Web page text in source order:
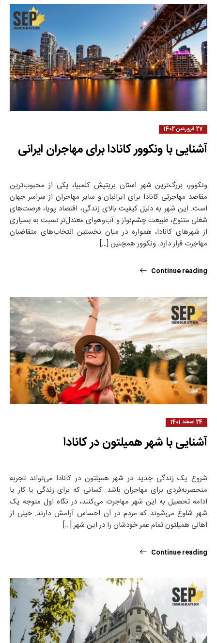
27 فروردین 1402
آشنایی با ونکوور کانادا برای مهاجران ایرانی
ونکوور، بزرگ‌ترین شهر استان بریتیش کلمبیا، یکی از محبوب‌ترین
مقاصد مهاجرتی کانادا برای ایرانیان و سایر مهاجران از سراسر جهان
است. این شهر به دلیل کیفیت بالای زندگی، اقتصاد پویا، فرصت‌های
شغلی متنوع، طبیعت چشم‌نواز و آب‌وهوای معتدل‌تر نسبت به بسیاری
از شهرهای کانادا، همواره در میان نخستین انتخاب‌های متقاضیان
مهاجرت قرار دارد. ونکوور همچنین […]
Continue reading
24 اسفند 1401
آشنایی با شهر همیلتون در کانادا
شروع یک زندگی جدید در شهر همیلتون در کانادا می‌تواند تجربه
منحصر‌به‌فردی برای مهاجران باشد. کسانی که برای زندگی یا کار یا
ادامه تحصیل به این شهر مهاجرت می‌کنند، در نگاه اول متوجه یک
شهر شلوغ می‌شوند که مردم در آن احساس آرامش دارند. خیلی از
اهالی همیلتون تمام عمر خودشان را در این شهر […]
Continue reading